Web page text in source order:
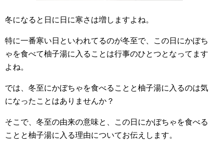
冬になると日に日に寒さは増しますよね。
特に一番寒い日といわれてるのが冬至で、この日にかぼち
ゃを食べて柚子湯に入ることは行事のひとつとなってます
よね。
では、冬至にかぼちゃを食べることと柚子湯に入るのは気
になったことはありませんか？
そこで、冬至の由来の意味と、この日にかぼちゃを食べる
ことと柚子湯に入る理由についてお伝えします。